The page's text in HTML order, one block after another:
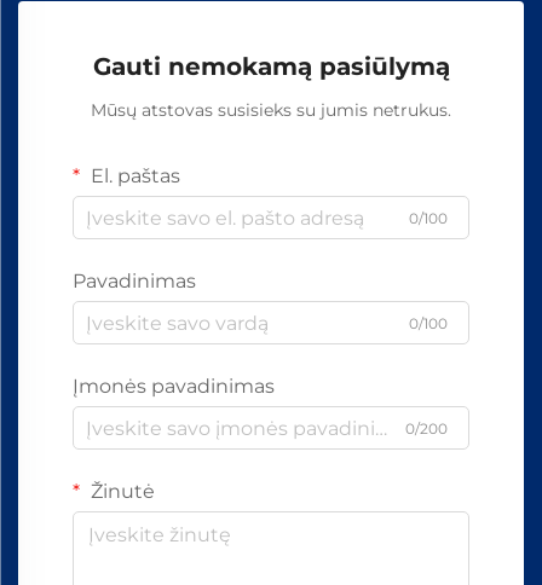
Gauti nemokamą pasiūlymą
Mūsų atstovas susisieks su jumis netrukus.
El. paštas
0/100
Pavadinimas
0/100
Įmonės pavadinimas
0/200
Žinutė